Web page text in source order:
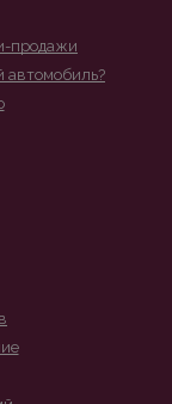
продажи
автомобиль?